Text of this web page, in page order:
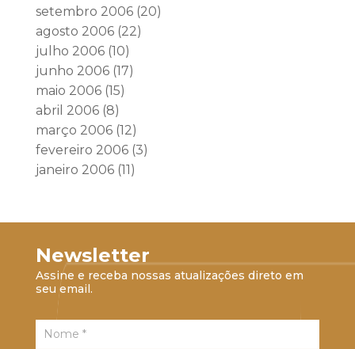
setembro 2006(20)
agosto 2006(22)
julho 2006(10)
junho 2006(17)
maio 2006(15)
abril 2006(8)
março 2006(12)
fevereiro 2006(3)
janeiro 2006(11)
Newsletter
Assine e receba nossas atualizações direto em
seu email.